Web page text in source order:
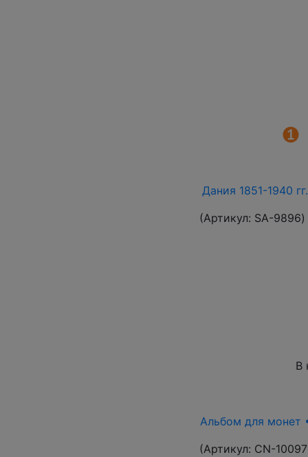
Дания 1851-1940
(Артикул: SA-9896)
В
Альбом для монет
(Артикул: CN-